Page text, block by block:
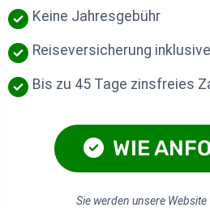
Keine Jahresgebühr
Reiseversicherung inklusive
Bis zu 45 Tage zinsfreies
WIE
Sie werden unsere